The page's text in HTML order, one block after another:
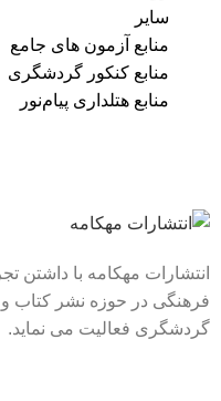
سایر
منابع آزمون های جامع
منابع کنکور گردشگری
منابع هتلداری پیام‌نور
انتشارات مهکامه با داشتن
فرهنگی در حوزه نشر
گردشگری فعالیت می نماید.